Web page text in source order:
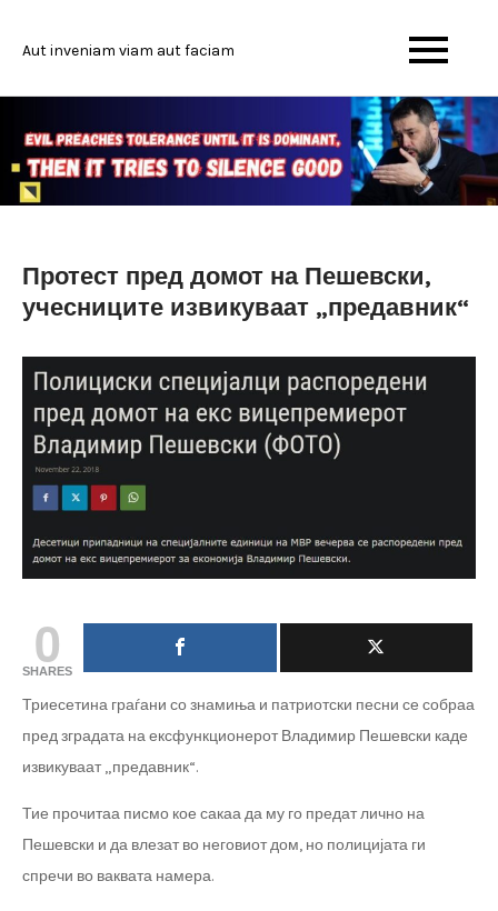
Aut inveniam viam aut faciam
Протест пред домот на Пешевски,
учесниците извикуваат „предавник“
0
SHARES
Триесетина граѓани со знамиња и патриотски песни се собраа
пред зградата на ексфункционерот Владимир Пешевски каде
извикуваат „предавник“.
Тие прочитаа писмо кое сакаа да му го предат лично на
Пешевски и да влезат во неговиот дом, но полицијата ги
спречи во ваквата намера.